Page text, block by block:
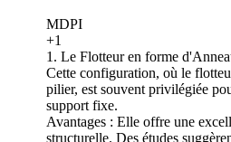
MDPI
+1
1. Le Flotteur en forme
Cette configuration, où le
pilier, est souvent privilégiée
support fixe.
Avantages : Elle offre une
structurelle. Des études